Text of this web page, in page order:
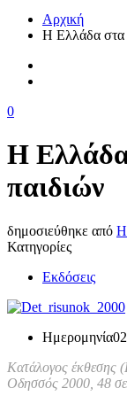
Αρχική
Η Ελλάδα στα
0
Η
παιδιών
δημοσιεύθηκε από
Κατηγορίες
Εκδόσεις
Ημερομηνία
Κατάλογος έκθεσης
Οδησσός 2000, 48